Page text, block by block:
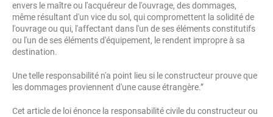
envers le maître ou l'acquéreur de l'ouvrage, des dommages,
même résultant d'un vice du sol, qui compromettent la solidité de
l'ouvrage ou qui, l'affectant dans l'un de ses éléments constitutifs
ou l'un de ses éléments d'équipement, le rendent impropre à sa
destination.
Une telle responsabilité n'a point lieu si le constructeur prouve que
les dommages proviennent d'une cause étrangère.”
Cet article de loi énonce la responsabilité civile du constructeur ou